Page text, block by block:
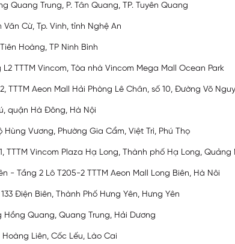
Quang Trung, P. Tân Quang, TP. Tuyên Quang
Văn Cừ, Tp. Vinh, tỉnh Nghệ An
Hoàng, TP Ninh Bình
L2 TTTM Vincom, Tòa nhà Vincom Mega Mall Ocean Park
TTTM Aeon Mall Hải Phòng Lê Chân, số 10, Đường Võ
quận Hà Đông, Hà Nội
Hùng Vương, Phường Gia Cẩm, Việt Trì, Phú Thọ
1, TTTM Vincom Plaza Hạ Long, Thành phố Hạ Long, Quảng
- Tầng 2 Lô T205-2 TTTM Aeon Mall Long Biên, Hà Nôi
Điện Biên, Thành Phố Hưng Yên, Hưng Yên
Hồng Quang, Quang Trung, Hải Dương
Liên, Cốc Lếu, Lào Cai